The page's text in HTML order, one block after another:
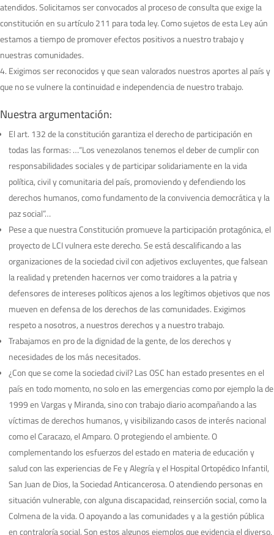
atendidos. Solicitamos ser convocados al proceso de consulta que exige la
constitución en su artículo 211 para toda ley. Como sujetos de esta Ley aún
estamos a tiempo de promover efectos positivos a nuestro trabajo y
nuestras comunidades.
Exigimos ser reconocidos y que sean valorados nuestros aportes al país y
que no se vulnere la continuidad e independencia de nuestro trabajo.
Nuestra argumentación:
El art. 132 de la constitución garantiza el derecho de participación en
todas las formas: …“Los venezolanos tenemos el deber de cumplir con
responsabilidades sociales y de participar solidariamente en la vida
política, civil y comunitaria del país, promoviendo y defendiendo los
derechos humanos, como fundamento de la convivencia democrática y la
paz social”…
Pese a que nuestra Constitución promueve la participación protagónica, el
proyecto de LCI vulnera este derecho. Se está descalificando a las
organizaciones de la sociedad civil con adjetivos excluyentes, que falsean
la realidad y pretenden hacernos ver como traidores a la patria y
defensores de intereses políticos ajenos a los legítimos objetivos que nos
mueven en defensa de los derechos de las comunidades. Exigimos
respeto a nosotros, a nuestros derechos y a nuestro trabajo.
Trabajamos en pro de la dignidad de la gente, de los derechos y
necesidades de los más necesitados.
¿Con que se come la sociedad civil? Las OSC han estado presentes en el
país en todo momento, no solo en las emergencias como por ejemplo la de
1999 en Vargas y Miranda, sino con trabajo diario acompañando a las
víctimas de derechos humanos, y visibilizando casos de interés nacional
como el Caracazo, el Amparo. O protegiendo el ambiente. O
complementando los esfuerzos del estado en materia de educación y
salud con las experiencias de Fe y Alegría y el Hospital Ortopédico Infantil,
San Juan de Dios, la Sociedad Anticancerosa. O atendiendo personas en
situación vulnerable, con alguna discapacidad, reinserción social, como la
Colmena de la vida. O apoyando a las comunidades y a la gestión pública
en contraloría social. Son estos algunos ejemplos que evidencia el diverso,